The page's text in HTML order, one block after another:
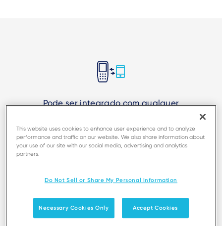
Pode ser integrado com qualquer
um ponto de venda móvel
completo
Amplo conjunto de recursos de
This website uses cookies to enhance user experience and to analyze
performance and traffic on our website. We also share information about
your use of our site with our social media, advertising and analytics
partners.
Do Not Sell or Share My Personal Information
Necessary Cookies Only Accept Cookies